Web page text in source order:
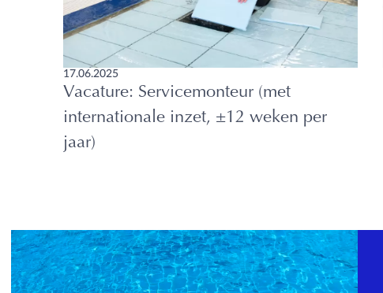
17.06.2025
Vacature: Servicemonteur (met
internationale inzet, ±12 weken per
jaar)